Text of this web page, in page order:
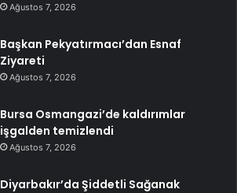
Ağustos 7, 2026
Başkan Pekyatırmacı’dan Esnaf
Ziyareti
Ağustos 7, 2026
Bursa Osmangazi’de kaldırımlar
işgalden temizlendi
Ağustos 7, 2026
Diyarbakır’da Şiddetli Sağanak